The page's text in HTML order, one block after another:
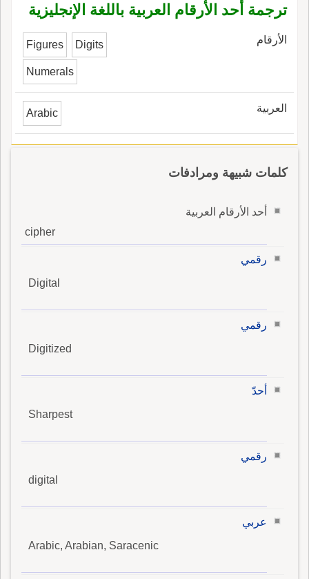
ترجمة أحد الأرقام العربية باللغة الإنجليزية
الأرقام Figures Digits
Numerals
العربية Arabic
كلمات شبيهة ومرادفات
أحد الأرقام العربية
cipher
رقمي
Digital
رقمي
Digitized
أحدّ
Sharpest
رقمي
digital
عربي
Arabic, Arabian, Saracenic